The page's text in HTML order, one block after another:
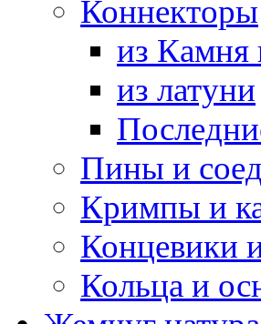
Коннекторы
из Камня
из латуни
Пины и
Кримпы и
Концевики
Кольца и